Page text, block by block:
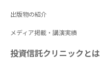
出版物の紹介
メディア掲載・講演実績
投資信託クリニックとは